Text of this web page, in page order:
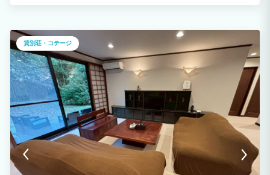
です。 BBQ機材も無料でご利用可能！ スーパー、コンビニ近隣で食材の買い出しも便
利です。
貸別荘・コテージ